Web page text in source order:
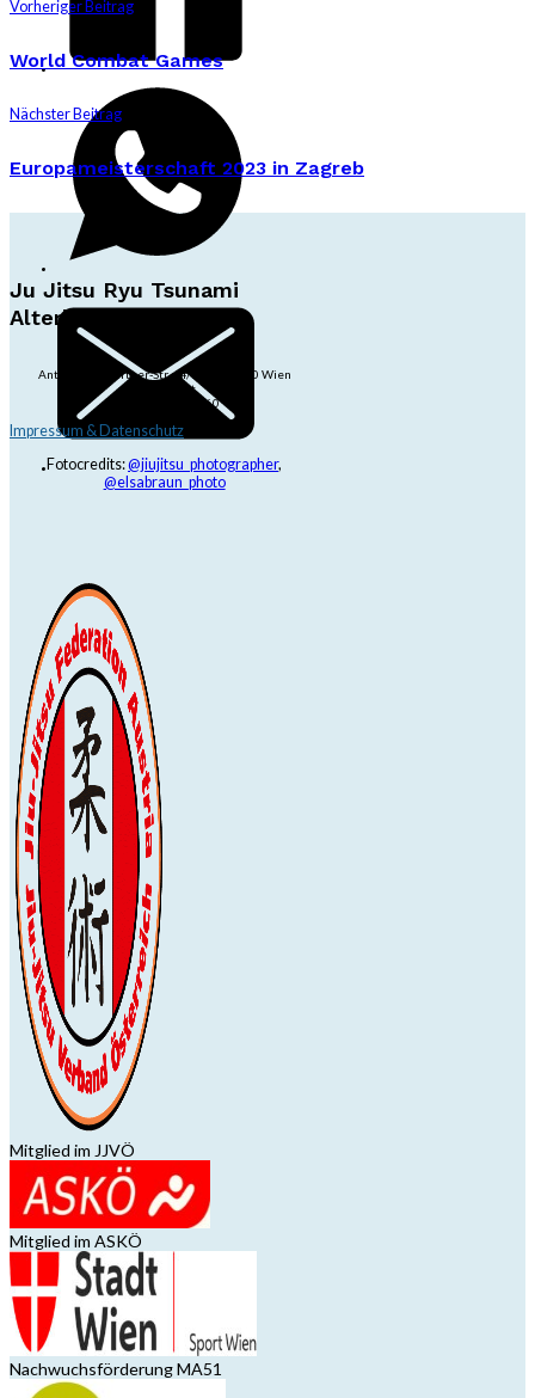
Vorheriger Beitrag
World Combat Games
Nächster Beitrag
Europameisterschaft 2023 in Zagreb
Ju Jitsu Ryu Tsunami
Alterlaa
Anton-Baumgartner-Str. 44/B8/01, 1230 Wien
dojo@jjrt.at
+43 6991 171 81 60
Impressum & Datenschutz
Fotocredits:@jiujitsu_photographer,
@elsabraun_photo
Mitglied im JJVÖ
Mitglied im ASKÖ
Nachwuchsförderung MA51